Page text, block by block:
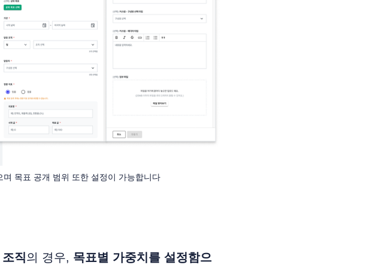
목표 공개 범위 또한 설정이 가능합니다
직의 경우, 목표별 가중치를 설정함으